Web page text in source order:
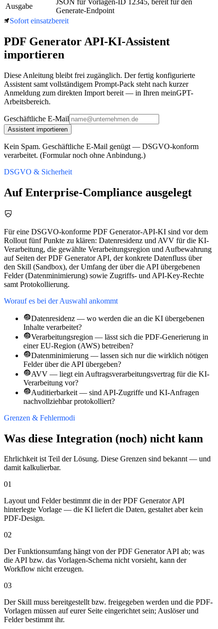
Ausgabe
JSON für Vorlagen-ID 12345, bereit für den
Generate-Endpoint
Sofort einsatzbereit
PDF Generator API-KI-Assistent
importieren
Diese Anleitung bleibt frei zugänglich. Der fertig konfigurierte
Assistent samt vollständigem Prompt-Pack steht nach kurzer
Anmeldung zum direkten Import bereit — in Ihren meinGPT-
Arbeitsbereich.
Geschäftliche E-Mail
Assistent importieren
Kein Spam. Geschäftliche E-Mail genügt — DSGVO-konform
verarbeitet. (Formular noch ohne Anbindung.)
DSGVO & Sicherheit
Auf Enterprise-Compliance ausgelegt
Für eine DSGVO-konforme PDF Generator-API-KI sind vor dem
Rollout fünf Punkte zu klären: Datenresidenz und AVV für die KI-
Verarbeitung, die gewählte Verarbeitungsregion und Aufbewahrung
auf Seiten der PDF Generator API, der konkrete Datenfluss über
den Skill (Sandbox), der Umfang der über die API übergebenen
Felder (Datenminimierung) sowie Zugriffs- und API-Key-Rechte
samt Protokollierung.
Worauf es bei der Auswahl ankommt
Datenresidenz — wo werden die an die KI übergebenen
Inhalte verarbeitet?
Verarbeitungsregion — lässt sich die PDF-Generierung in
einer EU-Region (AWS) betreiben?
Datenminimierung — lassen sich nur die wirklich nötigen
Felder über die API übergeben?
AVV — liegt ein Auftragsverarbeitungsvertrag für die KI-
Verarbeitung vor?
Auditierbarkeit — sind API-Zugriffe und KI-Anfragen
nachvollziehbar protokolliert?
Grenzen & Fehlermodi
Was diese Integration (noch) nicht kann
Ehrlichkeit ist Teil der Lösung. Diese Grenzen sind bekannt — und
damit kalkulierbar.
01
Layout und Felder bestimmt die in der PDF Generator API
hinterlegte Vorlage — die KI liefert die Daten, gestaltet aber kein
PDF-Design.
02
Der Funktionsumfang hängt von der PDF Generator API ab; was
die API bzw. das Vorlagen-Schema nicht vorsieht, kann der
Workflow nicht erzeugen.
03
Der Skill muss bereitgestellt bzw. freigegeben werden und die PDF-
Vorlagen müssen auf eurer Seite eingerichtet sein; Auslöser und
Felder bestimmt ihr.